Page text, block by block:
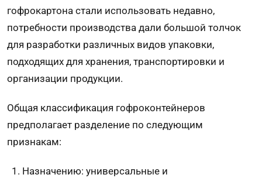
гофрокартона стали использовать недавно,
потребности производства дали большой толчок
для разработки различных видов упаковки,
подходящих для хранения, транспортировки и
организации продукции.
Общая классификация гофроконтейнеров
предполагает разделение по следующим
признакам:
Назначению: универсальные и